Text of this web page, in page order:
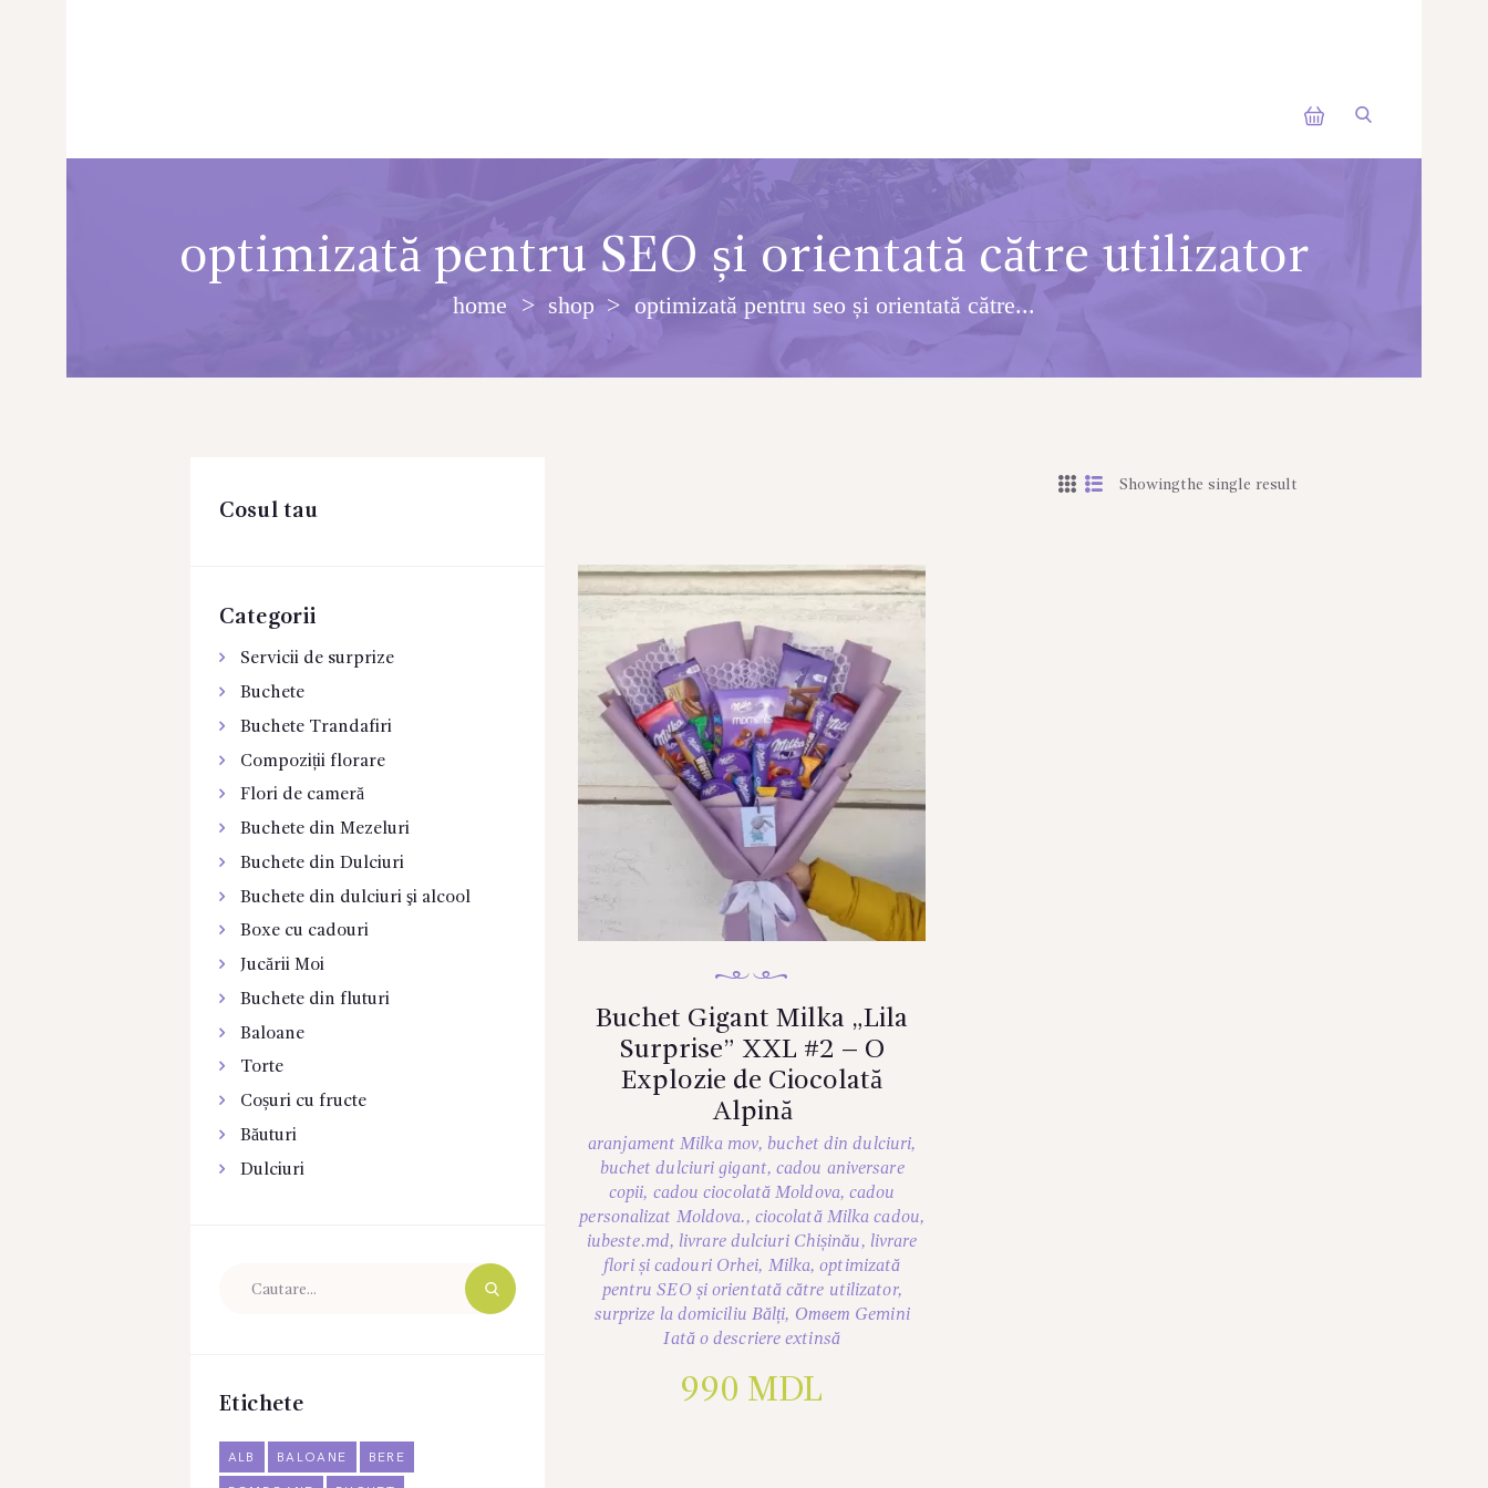
optimizată pentru SEO și orientată către utilizator
home shop optimizată pentru seo și orientată către...
Showingthe single result
Buchet Gigant Milka „Lila
Surprise” XXL #2 – O
Explozie de Ciocolată
Alpină
aranjament Milka mov, buchet din dulciuri,
buchet dulciuri gigant,cadou aniversare
copii, cadou ciocolată Moldova,cadou
personalizat Moldova., ciocolată Milka cadou,
iubeste.md, livrare dulciuri Chișinău, livrare
flori și cadouri Orhei, Milka,optimizată
pentru SEO și orientată către utilizator,
surprize la domiciliu Bălți, Ответ Gemini
Iată o descriere extinsă
990 MDL
Cosul tau
Categorii
Servicii de surprize
Buchete
Buchete Trandafiri
Compoziții florare
Flori de cameră
Buchete din Mezeluri
Buchete din Dulciuri
Buchete din dulciuri şi alcool
Boxe cu cadouri
Jucării Moi
Buchete din fluturi
Baloane
Torte
Coșuri cu fructe
Băuturi
Dulciuri
Etichete
ALB BALOANE BERE